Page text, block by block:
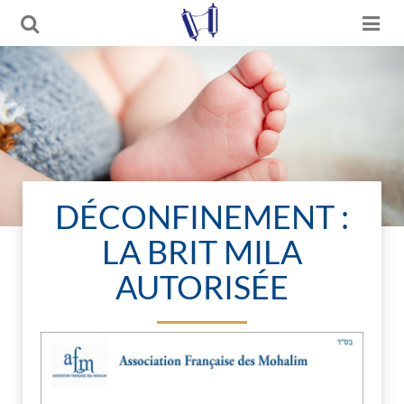
DÉCONFINEMENT :
LA BRIT MILA
AUTORISÉE